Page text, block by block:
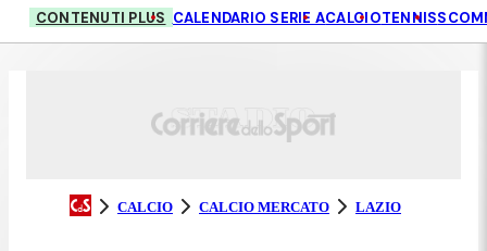
CONTENUTI PLUS CALENDARIO SERIE ACALCIOTENNIS
CALCIO CALCIO MERCATO LAZIO